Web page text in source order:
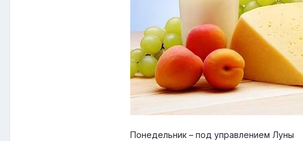
Понедельник – под управлением Луны